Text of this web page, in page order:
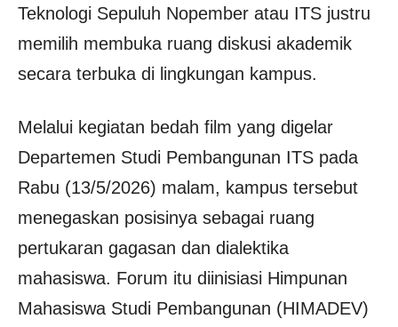
Teknologi Sepuluh Nopember atau ITS justru
memilih membuka ruang diskusi akademik
secara terbuka di lingkungan kampus.
Melalui kegiatan bedah film yang digelar
Departemen Studi Pembangunan ITS pada
Rabu (13/5/2026) malam, kampus tersebut
menegaskan posisinya sebagai ruang
pertukaran gagasan dan dialektika
mahasiswa. Forum itu diinisiasi Himpunan
Mahasiswa Studi Pembangunan (HIMADEV)